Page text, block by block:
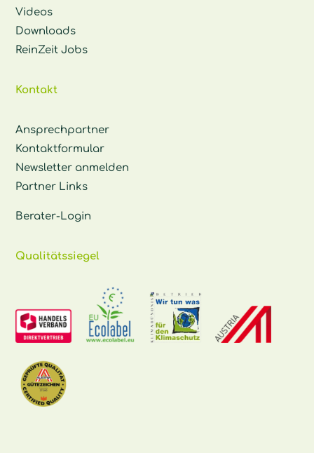
Videos
Downloads
ReinZeit Jobs
Kontakt
Ansprechpartner
Kontaktformular
Newsletter anmelden
Partner Links
Berater-Login
Qualitätssiegel